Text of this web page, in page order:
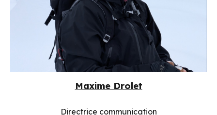
Maxime Drolet
Directrice communication